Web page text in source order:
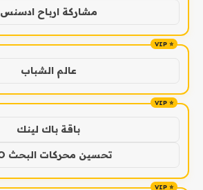
مشاركة ارباح ادسنس
عالم الشباب
باقة باك لينك
تحسين محركات البحث SEO